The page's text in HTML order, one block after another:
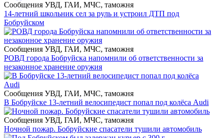
Сообщения УВД, ГАИ, МЧС, таможня
14-летний школьник сел за руль и устроил ДТП под
Бобруйском
Сообщения УВД, ГАИ, МЧС, таможня
РОВД города Бобруйска напомнили об ответственности за
незаконное хранение оружия
Сообщения УВД, ГАИ, МЧС, таможня
В Бобруйске 13-летний велосипедист попал под колёса Audi
Сообщения УВД, ГАИ, МЧС, таможня
Ночной пожар. Бобруйские спасатели тушили автомобиль